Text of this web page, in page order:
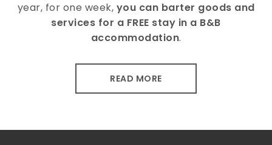
year, for one week, you can barter goods and
services for a FREE stay in a B&B
accommodation.
READ MORE